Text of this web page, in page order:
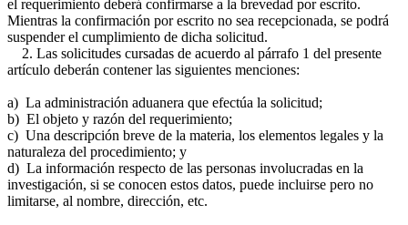
el requerimiento deberá confirmarse a la brevedad por escrito.
Mientras la confirmación por escrito no sea recepcionada, se podrá
suspender el cumplimiento de dicha solicitud.
2. Las solicitudes cursadas de acuerdo al párrafo 1 del presente
artículo deberán contener las siguientes menciones:
a) La administración aduanera que efectúa la solicitud;
b) El objeto y razón del requerimiento;
c) Una descripción breve de la materia, los elementos legales y la
naturaleza del procedimiento; y
d) La información respecto de las personas involucradas en la
investigación, si se conocen estos datos, puede incluirse pero no
limitarse, al nombre, dirección, etc.